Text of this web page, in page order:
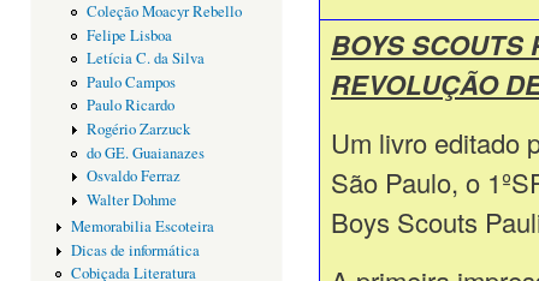
Coleção Moacyr Rebello
Felipe Lisboa
Letícia C. da Silva
Paulo Campos
Paulo Ricardo
Rogério Zarzuck
do GE. Guaianazes
Osvaldo Ferraz
Walter Dohme
Memorabilia Escoteira
Dicas de informática
Cobiçada Literatura
BOYS SCOUTS
REVOLUÇÃO
Um livro editado
São Paulo, o
Boys Scouts